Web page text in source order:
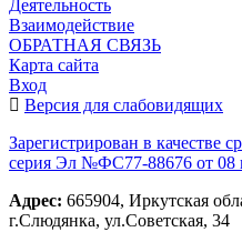
Деятельность
Взаимодействие
ОБРАТНАЯ СВЯЗЬ
Карта сайта
Вход
Версия для слабовидящих
Зарегистрирован в качестве
серия Эл №ФС77-88676 от 08
Адрес: 665904, Иркутская
г.Слюдянка, ул.Советская, 34